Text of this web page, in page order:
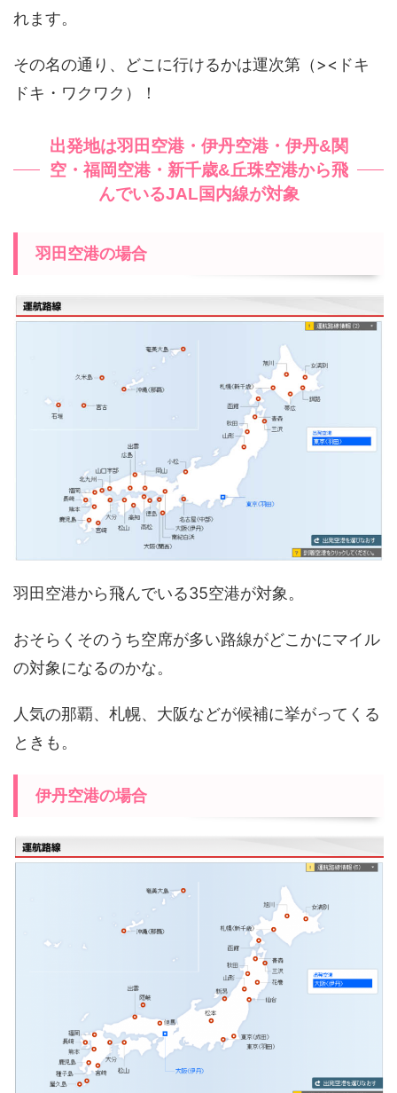
れます。
その名の通り、どこに行けるかは運次第（><ドキ
ドキ・ワクワク）！
出発地は羽田空港・伊丹空港・伊丹&関
空・福岡空港・新千歳&丘珠空港から飛
んでいるJAL国内線が対象
羽田空港の場合
羽田空港から飛んでいる35空港が対象。
おそらくそのうち空席が多い路線がどこかにマイル
の対象になるのかな。
人気の那覇、札幌、大阪などが候補に挙がってくる
ときも。
伊丹空港の場合